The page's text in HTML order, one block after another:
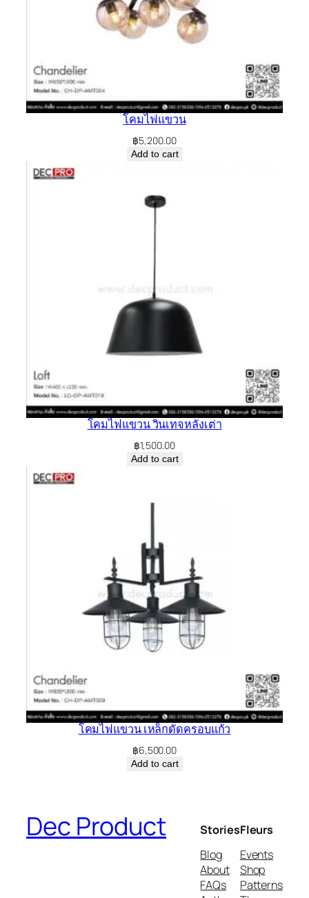
โคมไฟแขวน
฿5,200.00
Add to cart
โคมไฟแขวน วินเทจหลังเต่า
฿1,500.00
Add to cart
โคมไฟแขวน เหล็กดัดครอบแก้ว
฿6,500.00
Add to cart
Dec Product
Stories
Blog
About
FAQs
Fleurs
Events
Shop
Patterns